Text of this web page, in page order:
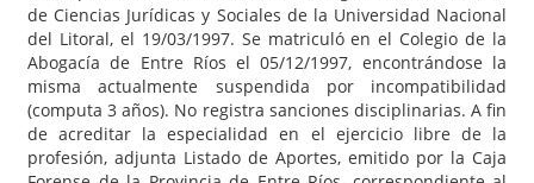
de Ciencias Jurídicas y Sociales de la Universidad Nacional
del Litoral, el 19/03/1997. Se matriculó en el Colegio de la
Abogacía de Entre Ríos el 05/12/1997, encontrándose la
misma actualmente suspendida por incompatibilidad
(computa 3 años). No registra sanciones disciplinarias. A fin
de acreditar la especialidad en el ejercicio libre de la
profesión, adjunta Listado de Aportes, emitido por la Caja